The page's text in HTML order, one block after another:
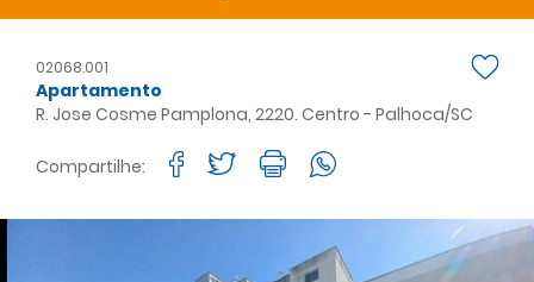
02068.001
Apartamento
R. Jose Cosme Pamplona, 2220. Centro - Palhoca/SC
Compartilhe: